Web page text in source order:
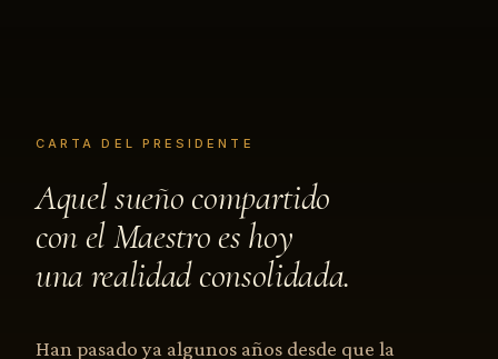
CARTA DEL PRESIDENTE
Aquel sueño compartido
con el Maestro es hoy
una realidad consolidada.
Han pasado ya algunos años desde que la